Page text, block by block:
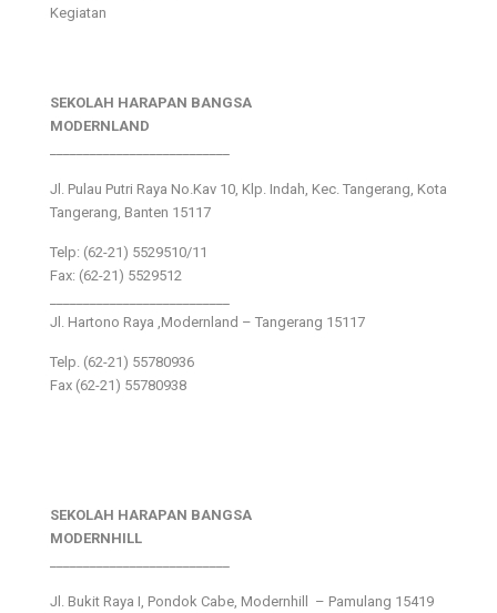
Kegiatan
SEKOLAH HARAPAN BANGSA
MODERNLAND
Jl. Pulau Putri Raya No.Kav 10, Klp. Indah, Kec. Tangerang, Kota
Tangerang, Banten 15117
Telp: (62-21) 5529510/11
Fax: (62-21) 5529512
Jl. Hartono Raya ,Modernland – Tangerang 15117
Telp. (62-21) 55780936
Fax (62-21) 55780938
SEKOLAH HARAPAN BANGSA
MODERNHILL
Jl. Bukit Raya I, Pondok Cabe, Modernhill – Pamulang 15419